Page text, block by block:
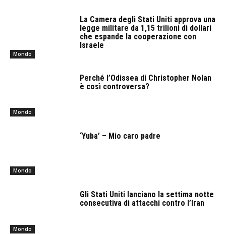
Mondo
La Camera degli Stati Uniti approva una
legge militare da 1,15 trilioni di dollari
che espande la cooperazione con
Israele
Mondo
Perché l’Odissea di Christopher Nolan
è così controversa?
Mondo
‘Yuba’ – Mio caro padre
Mondo
Gli Stati Uniti lanciano la settima notte
consecutiva di attacchi contro l’Iran